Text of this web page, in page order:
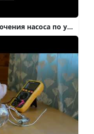
Бесконтактный датчик отключения насоса по уровню воды 😎